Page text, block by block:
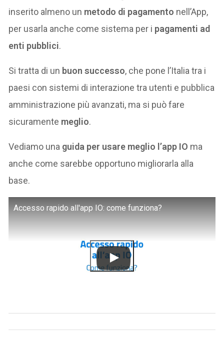
inserito almeno un metodo di pagamento nell’App,
per usarla anche come sistema per i pagamenti ad
enti pubblici.
Si tratta di un buon successo, che pone l’Italia tra i
paesi con sistemi di interazione tra utenti e pubblica
amministrazione più avanzati, ma si può fare
sicuramente meglio.
Vediamo una guida per usare meglio l’app IO ma
anche come sarebbe opportuno migliorarla alla
base.
Accesso rapido all'app IO: come funziona?